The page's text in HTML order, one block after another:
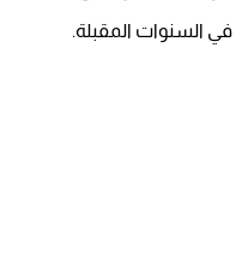
في السنوات المقبلة.